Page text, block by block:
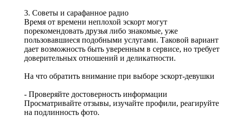
3. Советы и сарафанное радио
Время от времени неплохой эскорт могут
порекомендовать друзья либо знакомые, уже
пользовавшиеся подобными услугами. Таковой вариант
дает возможность быть уверенным в сервисе, но требует
доверительных отношений и деликатности.
На что обратить внимание при выборе эскорт-девушки
- Проверяйте достоверность информации
Просматривайте отзывы, изучайте профили, реагируйте
на подлинность фото.